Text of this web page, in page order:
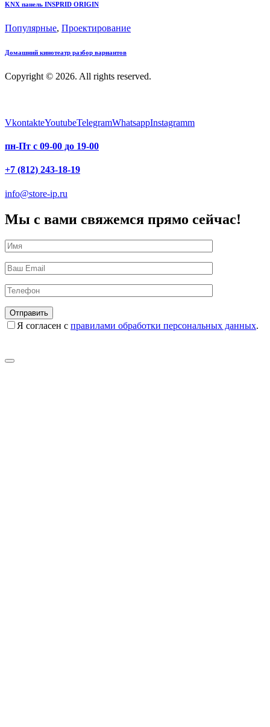
KNX панель INSPRID ORIGIN
Популярные, Проектирование
Домашний кинотеатр разбор вариантов
Copyright © 2026. All rights reserved.
VkontakteYoutubeTelegramWhatsappInstagramm
пн-Пт с 09-00 до 19-00
+7 (812) 243-18-19
info@store-ip.ru
Мы с вами свяжемся прямо сейчас!
Я согласен с правилами обработки персональных данных.